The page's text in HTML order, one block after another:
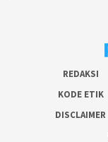
REDAKSI
KODE ETIK
DISCLAIMER